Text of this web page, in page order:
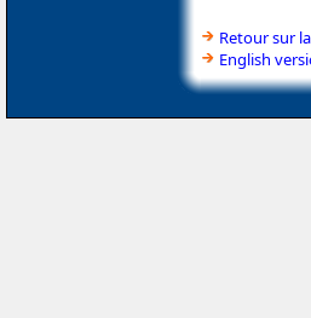
Retour sur
English